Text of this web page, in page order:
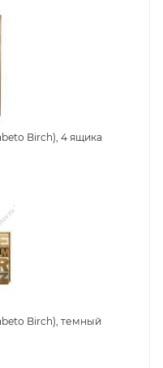
Birch), 4 ящика
Birch), темный